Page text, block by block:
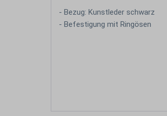
- Bezug: Kunstleder schwarz
- Befestigung mit Ringösen